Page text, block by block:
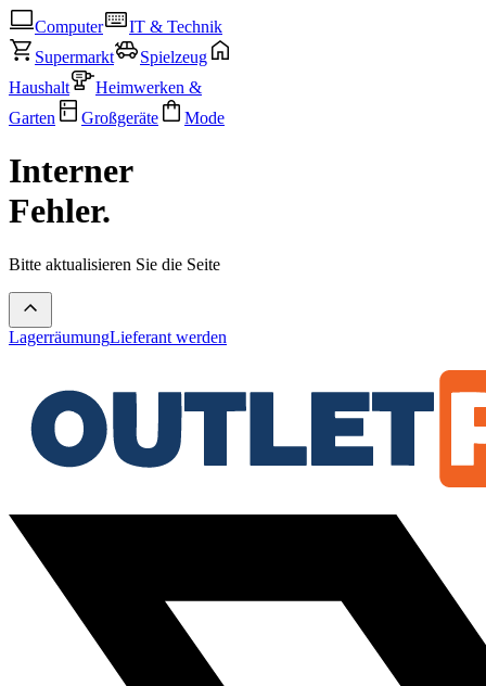
Computer
IT & Technik
Supermarkt
Spielzeug
Haushalt
Heimwerken &
Garten
Großgeräte Mode
Interner
Fehler.
Bitte aktualisieren Sie die Seite
LagerräumungLieferant werden